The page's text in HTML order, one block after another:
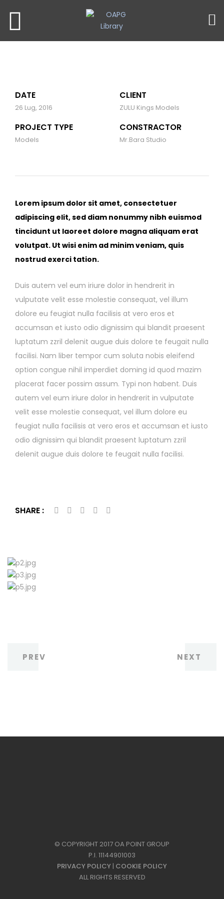
DATE
26 Lug, 2016
CLIENT
ZULU Kings Models
PROJECT TYPE
Models
CONSTRACTOR
Mr.Bara Studio
Lorem ipsum dolor sit amet, consectetuer
adipiscing elit, sed diam nonummy nibh euismod
tincidunt ut laoreet dolore magna aliquam erat
volutpat. Ut wisi enim ad minim veniam, quis
nostrud exerci tation.
Duis autem vel eum iriure dolor in hendrerit in
vulputate velit esse molestie consequat, vel illum
dolore eu feugiat nulla facilisis at vero eros et
accumsan et iusto odio dignissim qui blandit praesent
luptatum zzril delenit augue duis dolore te feugait nulla
facilisi. Nam liber tempor cum soluta nobis eleifend
option congue nihil imperdiet doming id quod mazim
placerat facer possim assum. Typi non habent. Duis
autem vel eum iriure dolor in hendrerit in vulputate
velit esse molestie consequat, vel illum dolore eu
feugiat nulla facilisis at vero eros et accumsan et iusto
odio dignissim qui blandit praesent luptatum zzril
delenit augue duis dolore te feugait nulla facilisi.
SHARE :
PREV NEXT
© COPYRIGHT 2017 OA POINT GROUP
P.I. 11144901003
PRIVACY POLICY | COOKIE POLICY
ALL RIGHTS RESERVED